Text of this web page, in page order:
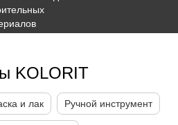
KOLORIT
и лак Ручной инструмент